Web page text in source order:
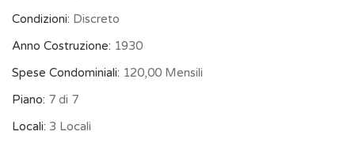
Condizioni: Discreto
Anno Costruzione: 1930
Spese Condominiali: 120,00 Mensili
Piano: 7 di 7
Locali: 3 Locali